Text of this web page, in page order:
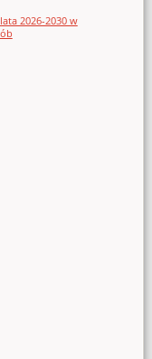
2026-2030 w